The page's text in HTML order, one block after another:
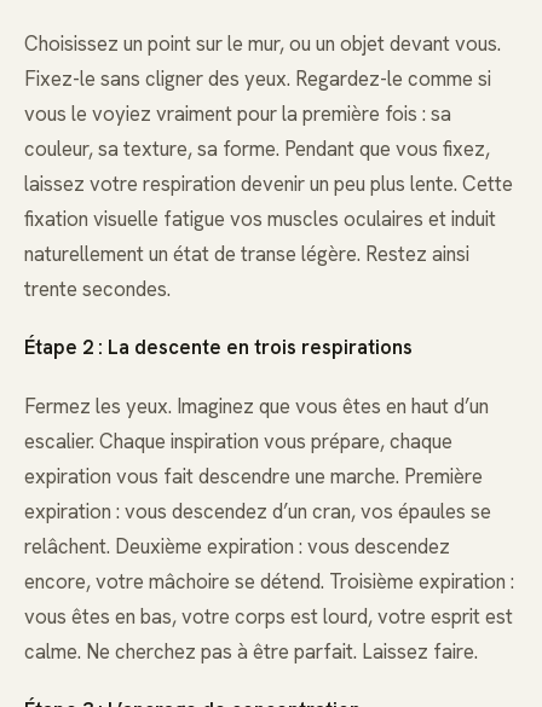
Choisissez un point sur le mur, ou un objet devant vous.
Fixez-le sans cligner des yeux. Regardez-le comme si
vous le voyiez vraiment pour la première fois : sa
couleur, sa texture, sa forme. Pendant que vous fixez,
laissez votre respiration devenir un peu plus lente. Cette
fixation visuelle fatigue vos muscles oculaires et induit
naturellement un état de transe légère. Restez ainsi
trente secondes.
Étape 2 : La descente en trois respirations
Fermez les yeux. Imaginez que vous êtes en haut d’un
escalier. Chaque inspiration vous prépare, chaque
expiration vous fait descendre une marche. Première
expiration : vous descendez d’un cran, vos épaules se
relâchent. Deuxième expiration : vous descendez
encore, votre mâchoire se détend. Troisième expiration :
vous êtes en bas, votre corps est lourd, votre esprit est
calme. Ne cherchez pas à être parfait. Laissez faire.